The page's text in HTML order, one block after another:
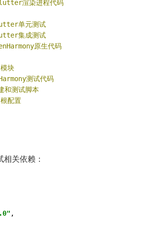
渲染进程代码
单元测试
集成测试
原生代码
块
测试代码
和测试脚本
配置
相关依赖：
,